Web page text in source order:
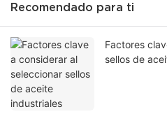
Recomendado para ti
Factores
sellos de